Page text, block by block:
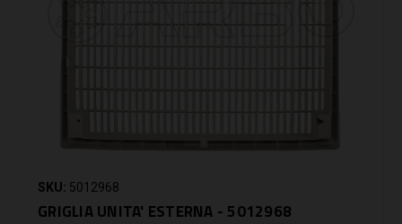
SKU: 5012968
GRIGLIA UNITA' ESTERNA - 5012968